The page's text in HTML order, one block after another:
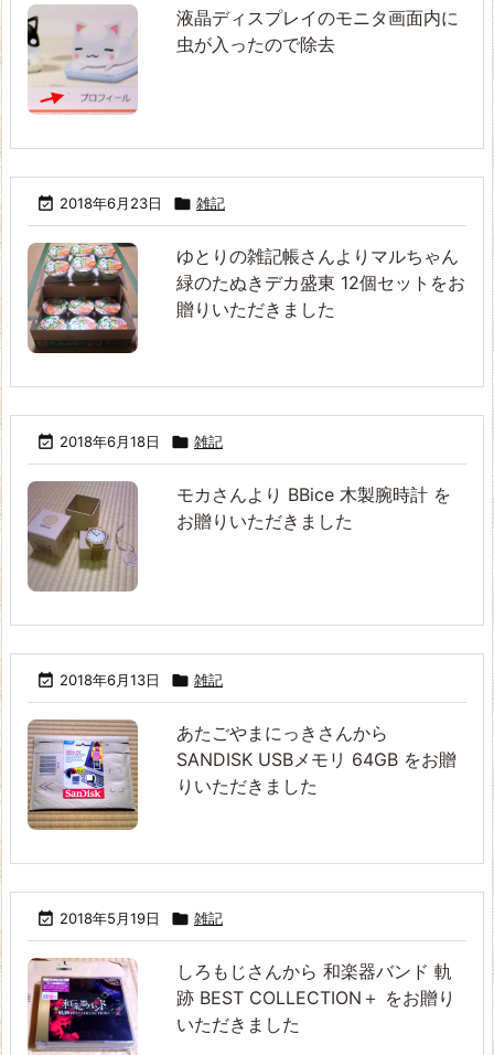
液晶ディスプレイのモニタ画面内に
虫が入ったので除去
 2018年6月23日  雑記
ゆとりの雑記帳さんよりマルちゃん
緑のたぬきデカ盛東 12個セットをお
贈りいただきました
 2018年6月18日  雑記
モカさんより BBice 木製腕時計 を
お贈りいただきました
 2018年6月13日  雑記
あたごやまにっきさんから
SANDISK USBメモリ 64GB をお贈
りいただきました
 2018年5月19日  雑記
しろもじさんから 和楽器バンド 軌
跡 BEST COLLECTION＋ をお贈り
いただきました